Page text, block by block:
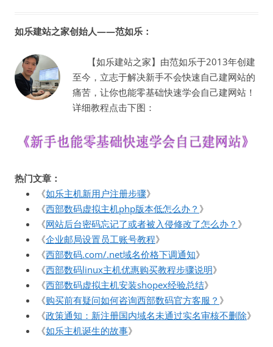
如乐建站之家创始人——范如乐：
【如乐建站之家】由范如乐于2013年创建
至今，立志于解决新手不会快速自己建网站的
痛苦，让你也能零基础快速学会自己建网站！
详细教程点击下图：
热门文章：
《如乐主机新用户注册步骤》
《西部数码虚拟主机php版本低怎么办？ 》
《网站后台密码忘记了或者被入侵修改了怎么办？ 》
《企业邮局设置员工账号教程》
《西部数码.com/.net域名价格下调通知》
《西部数码linux主机优惠购买教程步骤说明》
《西部数码虚拟主机安装shopex经验总结》
《购买前有疑问如何咨询西部数码官方客服？ 》
《政策通知：新注册国内域名未通过实名审核不删除》
《如乐主机诞生的故事》